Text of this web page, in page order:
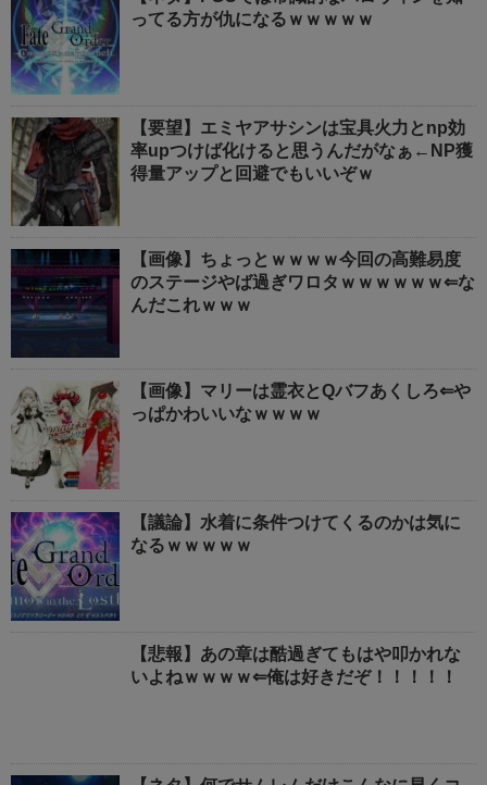
ってる方が仇になるｗｗｗｗｗ
【要望】エミヤアサシンは宝具火力とnp効
率upつけば化けると思うんだがなぁ←NP獲
得量アップと回避でもいいぞｗ
【画像】ちょっとｗｗｗｗ今回の高難易度
のステージやば過ぎワロタｗｗｗｗｗｗ⇐な
んだこれｗｗｗ
【画像】マリーは霊衣とQバフあくしろ⇐や
っぱかわいいなｗｗｗｗ
【議論】水着に条件つけてくるのかは気に
なるｗｗｗｗｗ
【悲報】あの章は酷過ぎてもはや叩かれな
いよねｗｗｗｗ⇐俺は好きだぞ！！！！！